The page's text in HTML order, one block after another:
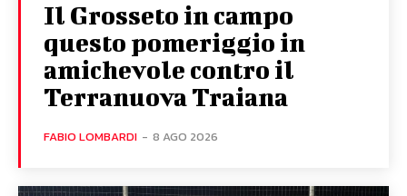
Il Grosseto in campo
questo pomeriggio in
amichevole contro il
Terranuova Traiana
FABIO LOMBARDI - 8 AGO 2026